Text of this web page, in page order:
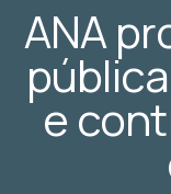
ANA
e